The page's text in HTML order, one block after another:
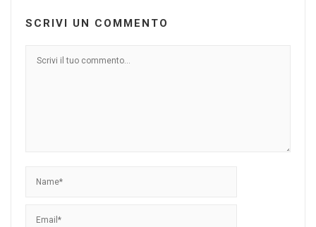
SCRIVI UN COMMENTO